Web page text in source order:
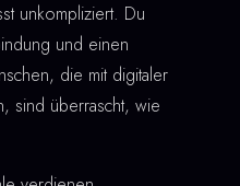
unkompliziert. Du
und einen
die mit digitaler
sind überrascht, wie